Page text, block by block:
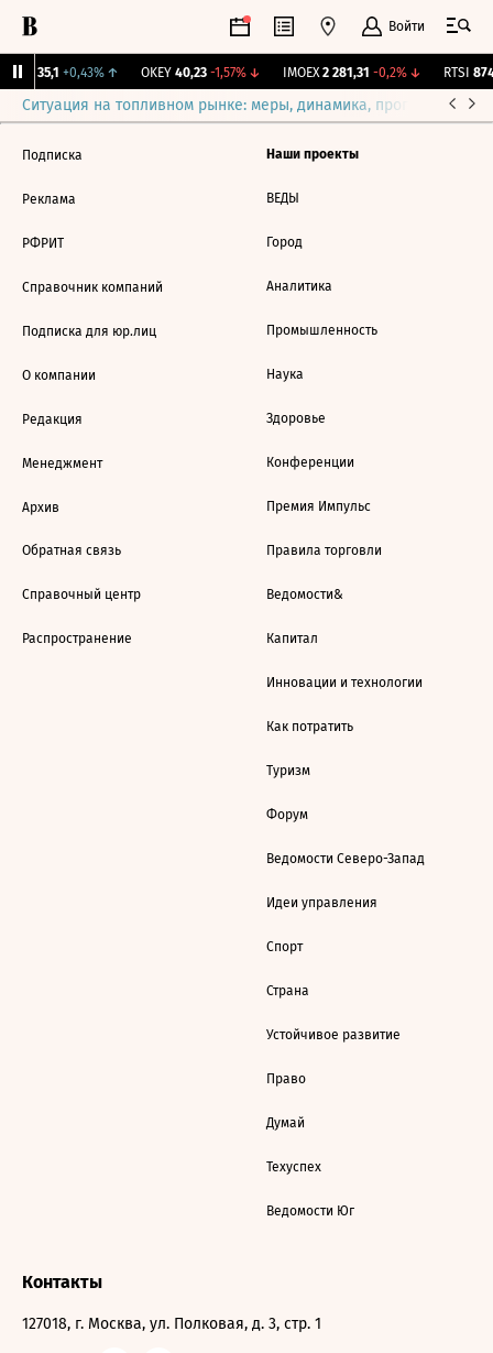
Войти
35,1 +0,43%↑ OKEY 40,23 -1,57%↓ IMOEX 2 281,31 -0,2%↓ RTSI
Ситуация на топливном рынке: меры, динамика, прогнозы
Подписка
Реклама
РФРИТ
Справочник компаний
Подписка для юр.лиц
О компании
Редакция
Менеджмент
Архив
Обратная связь
Справочный центр
Распространение
Наши проекты
ВЕДЫ
Город
Аналитика
Промышленность
Наука
Здоровье
Конференции
Премия Импульс
Правила торговли
Ведомости&
Капитал
Инновации и технологии
Как потратить
Туризм
Форум
Ведомости Северо-Запад
Идеи управления
Спорт
Страна
Устойчивое развитие
Право
Думай
Техуспех
Ведомости Юг
Контакты
127018, г. Москва, ул. Полковая, д. 3, стр. 1